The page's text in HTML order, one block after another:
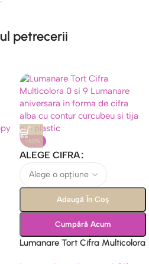
petrecerii
-50%
ALEGE CIFRA
Adaugă În Coș
Cumpără Acum
Lumanare Tort Cifra Multicolora